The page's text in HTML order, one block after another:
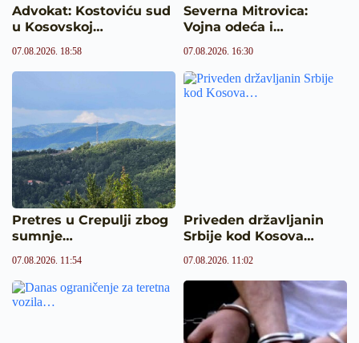
Advokat: Kostoviću sud
u Kosovskoj…
07.08.2026. 18:58
Severna Mitrovica:
Vojna odeća i…
07.08.2026. 16:30
Pretres u Crepulji zbog
sumnje…
07.08.2026. 11:54
Priveden državljanin
Srbije kod Kosova…
07.08.2026. 11:02